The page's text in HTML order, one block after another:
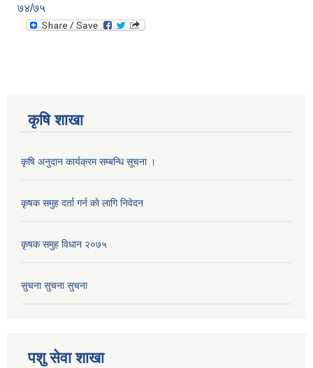
७४/७५
कृषि शाखा
कृषि अनुदान कार्यक्रम सम्बन्धि सूचना ।
कृषक समुह दर्ता गर्न काे लागि निवेदन
कृषक समुह विधान २०७५
सुचना सुचना सुचना
पशु सेवा शाखा